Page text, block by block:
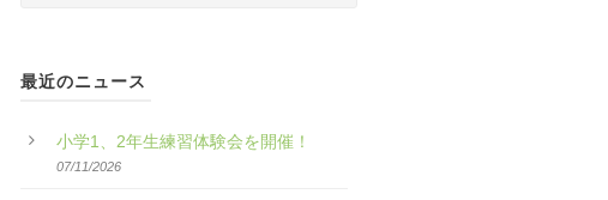
最近のニュース
小学1、2年生練習体験会を開催！
07/11/2026